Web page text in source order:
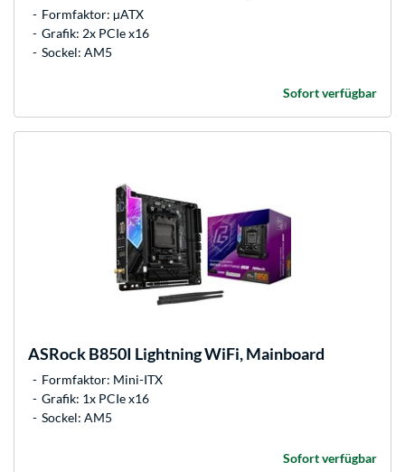
Formfaktor: µATX
Grafik: 2x PCIe x16
Sockel: AM5
Sofort verfügbar
ASRockB850I Lightning WiFi, Mainboard
Formfaktor: Mini-ITX
Grafik: 1x PCIe x16
Sockel: AM5
Sofort verfügbar